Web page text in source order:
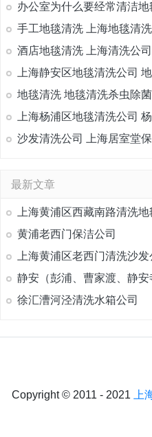
办公室为什么要经常清洁地
手工地毯清洗 上海地毯清洗
酒店地毯清洗 上海清洗公司
上海静安区地毯清洗公司
地毯清洗 地毯清洗杀虫除菌
上海杨浦区地毯清洗公司
沙发清洗公司 上海居室堂
最新文章
上海黄浦区西藏南路清洗地
黄浦老西门保洁公司
上海黄浦区老西门清洗沙发
静安（彭浦、曹家渡、静安
徐汇漕河泾清洗水箱公司
Copyright © 2011 - 2021
上